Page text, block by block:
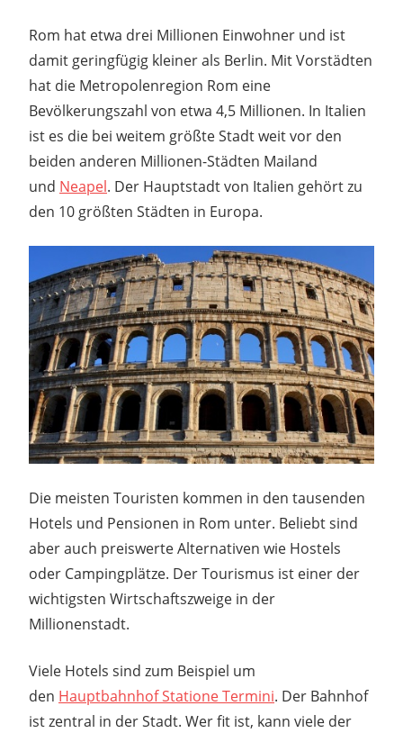
Rom hat etwa drei Millionen Einwohner und ist
damit geringfügig kleiner als Berlin. Mit Vorstädten
hat die Metropolenregion Rom eine
Bevölkerungszahl von etwa 4,5 Millionen. In Italien
ist es die bei weitem größte Stadt weit vor den
beiden anderen Millionen-Städten Mailand
und Neapel. Der Hauptstadt von Italien gehört zu
den 10 größten Städten in Europa.
Die meisten Touristen kommen in den tausenden
Hotels und Pensionen in Rom unter. Beliebt sind
aber auch preiswerte Alternativen wie Hostels
oder Campingplätze. Der Tourismus ist einer der
wichtigsten Wirtschaftszweige in der
Millionenstadt.
Viele Hotels sind zum Beispiel um
den Hauptbahnhof Statione Termini. Der Bahnhof
ist zentral in der Stadt. Wer fit ist, kann viele der